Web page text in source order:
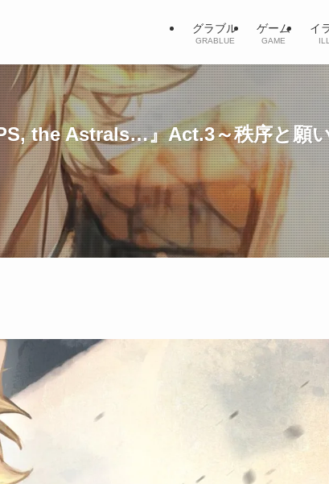
グラブル
GRABLUE
ゲーム
GAME
イ
the Astrals…』Act.3～秩序と願